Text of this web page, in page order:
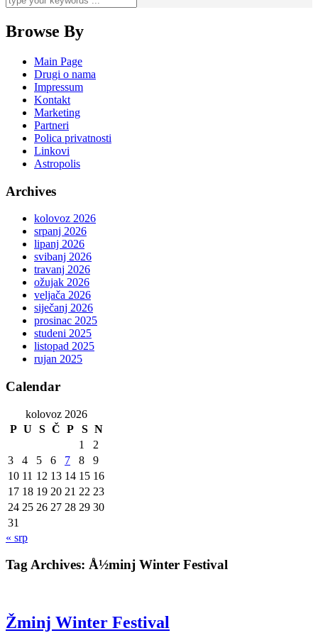
Browse By
Main Page
Drugi o nama
Impressum
Kontakt
Marketing
Partneri
Polica privatnosti
Linkovi
Astropolis
Archives
kolovoz 2026
srpanj 2026
lipanj 2026
svibanj 2026
travanj 2026
ožujak 2026
veljača 2026
siječanj 2026
prosinac 2025
studeni 2025
listopad 2025
rujan 2025
Calendar
kolovoz 2026
P U S Č P S N
1
2
3
4 5 6 7 8
9
10 11 12 13 14 15 16
17 18 19 20 21 22 23
24 25 26 27 28 29 30
31
« srp
Tag Archives: Å½minj Winter Festival
Žminj Winter Festival